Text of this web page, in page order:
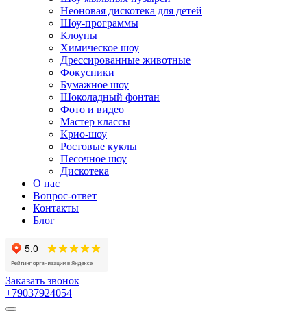
Неоновая дискотека для детей
Шоу-программы
Клоуны
Химическое шоу
Дрессированные животные
Фокусники
Бумажное шоу
Шоколадный фонтан
Фото и видео
Мастер классы
Крио-шоу
Ростовые куклы
Песочное шоу
Дискотека
О нас
Вопрос-ответ
Контакты
Блог
Заказать звонок
+79037924054